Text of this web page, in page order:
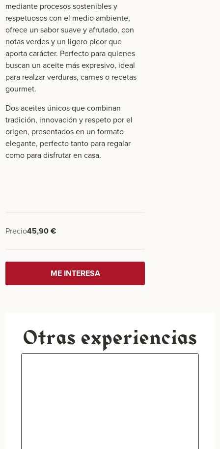
mediante procesos sostenibles y
respetuosos con el medio ambiente,
ofrece un sabor suave y afrutado, con
notas verdes y un ligero picor que
aporta carácter. Perfecto para quienes
buscan un aceite más expresivo, ideal
para realzar verduras, carnes o recetas
gourmet.
Dos aceites únicos que combinan
tradición, innovación y respeto por el
origen, presentados en un formato
elegante, perfecto tanto para regalar
como para disfrutar en casa.
Precio45,90€
ME INTERESA
Otras experiencias